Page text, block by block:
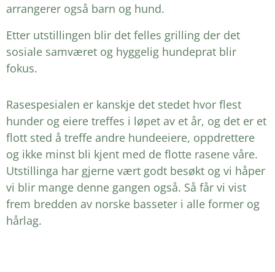
arrangerer også barn og hund.
Etter utstillingen blir det felles grilling der det
sosiale samværet og hyggelig hundeprat blir
fokus.
Rasespesialen er kanskje det stedet hvor flest
hunder og eiere treffes i løpet av et år, og det er et
flott sted å treffe andre hundeeiere, oppdrettere
og ikke minst bli kjent med de flotte rasene våre.
Utstillinga har gjerne vært godt besøkt og vi håper
vi blir mange denne gangen også. Så får vi vist
frem bredden av norske basseter i alle former og
hårlag.